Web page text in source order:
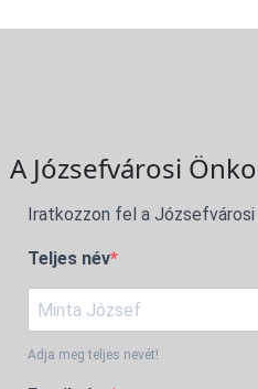
A Józsefvárosi
Iratkozzon fel a
Teljes név
Adja meg teljes nevét!